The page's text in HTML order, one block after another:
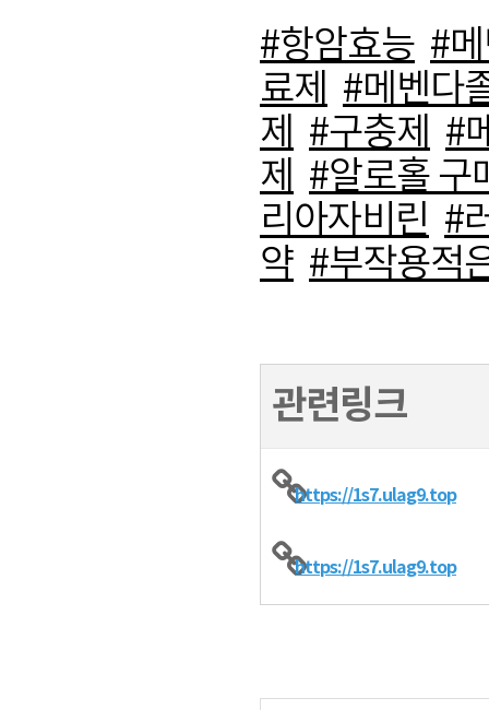
#항암효능 #
료제 #메벤다
제 #구충제 #
제 #알로홀 구
리아자비린 #
약 #부작용적
관련링크
https://1s7.ulag9.top
https://1s7.ulag9.top